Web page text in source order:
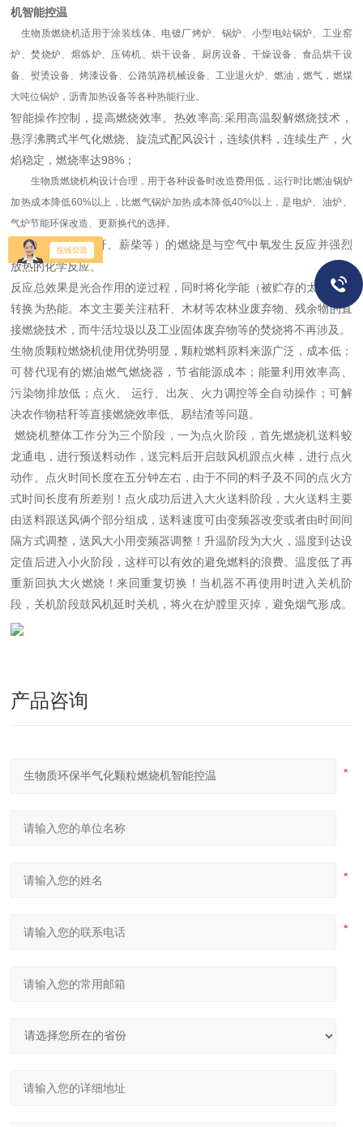
机智能控温
生物质燃烧机适用于涂装线体、电镀厂烤炉、锅炉、小型电站锅炉、工业窑
炉、焚烧炉、熔炼炉、压铸机、烘干设备、厨房设备、干燥设备、食品烘干设
备、熨烫设备、烤漆设备、公路筑路机械设备、工业退火炉、燃油，燃气，燃煤
大吨位锅炉，沥青加热设备等各种热能行业。
智能操作控制，提高燃烧效率。热效率高:采用高温裂解燃烧技术，
悬浮沸腾式半气化燃烧、旋流式配风设计，连续供料，连续生产，火
焰稳定，燃烧率达98%；
生物质燃烧机构设计合理，用于各种设备时改造费用低，运行时比燃油锅炉
加热成本降低60%以上，比燃气锅炉加热成本降低40%以上，是电炉、油炉、
气炉节能环保改造、更新换代的选择。
生物质燃料（秸秆、薪柴等）的燃烧是与空气中氧发生反应并强烈
放热的化学反应。
反应总效果是光合作用的逆过程，同时将化学能（被贮存的太阳能）
转换为热能。本文主要关注秸秆、木材等农林业废弃物、残余物的直
接燃烧技术，而牛活垃圾以及工业固体废弃物等的焚烧将不再涉及。
生物质颗粒燃烧机使用优势明显，颗粒燃料原料来源广泛，成本低；
可替代现有的燃油燃气燃烧器，节省能源成本；能量利用效率高、
污染物排放低；点火、 运行、出灰、火力调控等全自动操作；可解
决农作物秸秆等直接燃烧效率低、易结渣等问题。
燃烧机整体工作分为三个阶段，一为点火阶段，首先燃烧机送料蛟
龙通电，进行预送料动作，送完料后开启鼓风机跟点火棒，进行点火
动作。点火时间长度在五分钟左右，由于不同的料子及不同的点火方
式时间长度有所差别！点火成功后进入大火送料阶段，大火送料主要
由送料跟送风俩个部分组成，送料速度可由变频器改变或者由时间间
隔方式调整，送风大小用变频器调整！升温阶段为大火，温度到达设
定值后进入小火阶段，这样可以有效的避免燃料的浪费。温度低了再
重新回执大火燃烧！来回重复切换！当机器不再使用时进入关机阶
段，关机阶段鼓风机延时关机，将火在炉膛里灭掉，避免烟气形成。
产品咨询